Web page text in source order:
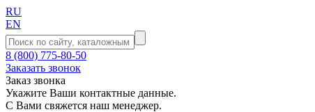
RU
EN
8 (800) 775-80-50
Заказать звонок
Заказ звонка
Укажите Ваши контактные данные.
С Вами свяжется наш менеджер.